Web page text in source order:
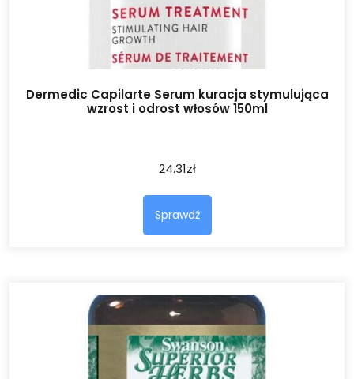
Dermedic Capilarte Serum kuracja stymulująca
wzrost i odrost włosów 150ml
24.31zł
Sprawdź